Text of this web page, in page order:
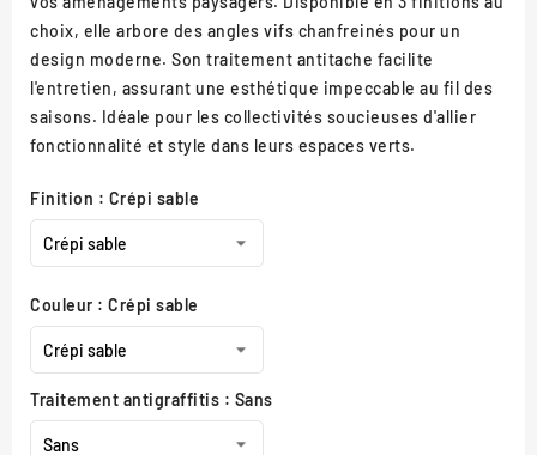
choix, elle arbore des angles vifs chanfreinés pour un
design moderne. Son traitement antitache facilite
l'entretien, assurant une esthétique impeccable au fil des
saisons. Idéale pour les collectivités soucieuses d'allier
fonctionnalité et style dans leurs espaces verts.
Finition : Crépi sable
Couleur : Crépi sable
Traitement antigraffitis : Sans